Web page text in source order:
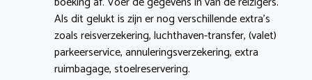
Als dit gelukt is zijn er nog verschillende extra’s
zoals reisverzekering, luchthaven-transfer, (valet)
parkeerservice, annuleringsverzekering, extra
ruimbagage, stoelreservering.